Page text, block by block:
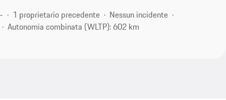
1 proprietario precedente
Nessun incidente
Autonomia combinata (WLTP): 602 km